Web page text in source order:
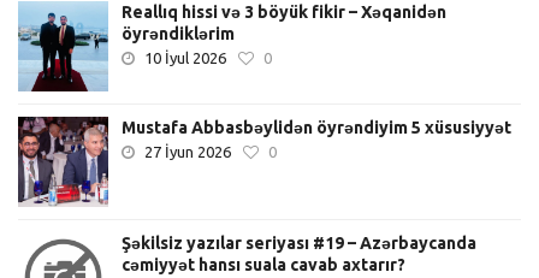
Reallıq hissi və 3 böyük fikir – Xəqanidən
öyrəndiklərim
10 İyul 2026 0
Mustafa Abbasbəylidən öyrəndiyim 5 xüsusiyyət
27 İyun 2026 0
Şəkilsiz yazılar seriyası #19 – Azərbaycanda
cəmiyyət hansı suala cavab axtarır?